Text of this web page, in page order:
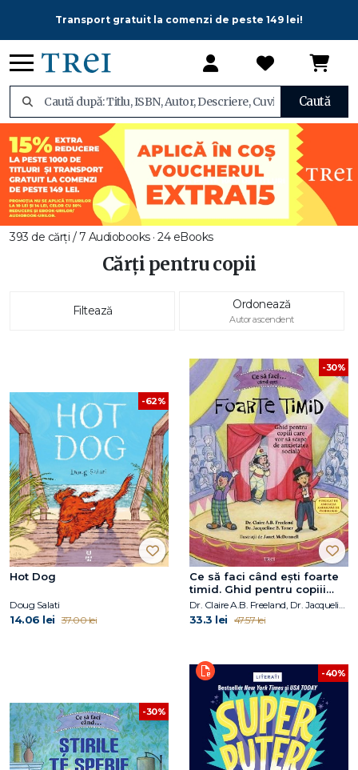
Transport gratuit la comenzi de peste 149 lei!
Caută
393 de cărți / 7 Audiobooks · 24 eBooks
Cărți pentru copii
Filtează Ordonează
Autor ascendent
-62%
Hot Dog
Doug Salati
14.06 lei 37.00 lei
-30%
Ce să faci când ești foarte
timid. Ghid pentru copiii
care vor să scape de
anxietatea socială
Dr. Claire A.B. Freeland, Dr. Jacqueline B. Toner
33.3 lei 47.57 lei
-30%
-40%